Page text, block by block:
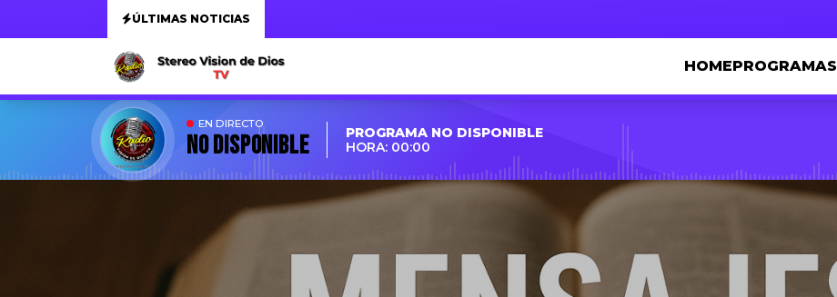
ÚLTIMAS NOTICIAS
HOMEPROGRAMAS
EN DIRECTO
NO DISPONIBLE
PROGRAMA NO DISPONIBLE
HORA: 00:00